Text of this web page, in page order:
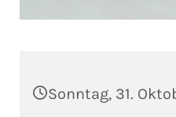
Sonntag, 31.